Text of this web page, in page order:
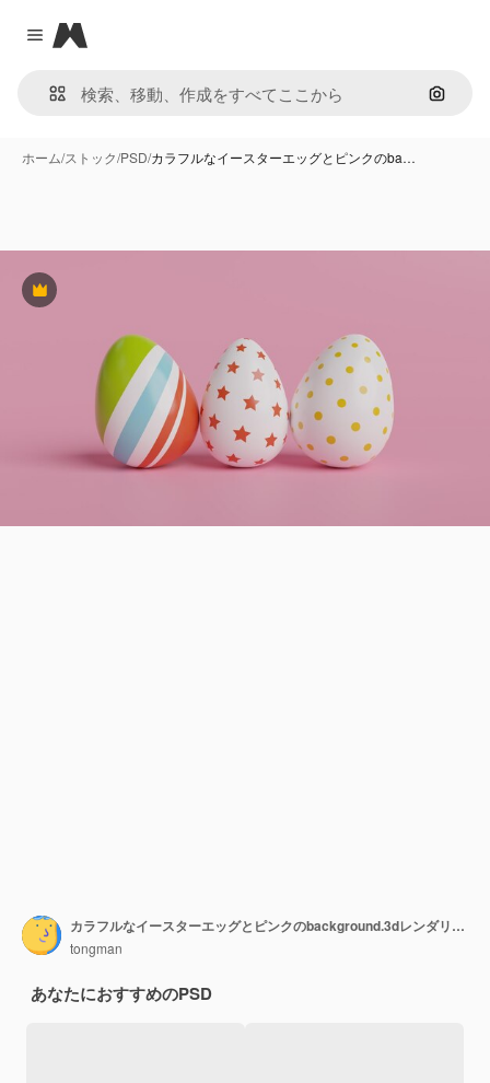
Close menu
Magnific
画像で
ホーム/ストック/PSD/カラフルなイースターエッグとピンクのba…
Premium
カラフルなイースターエッグとピンクのbackground.3dレンダリング
tongman
あなたにおすすめのPSD